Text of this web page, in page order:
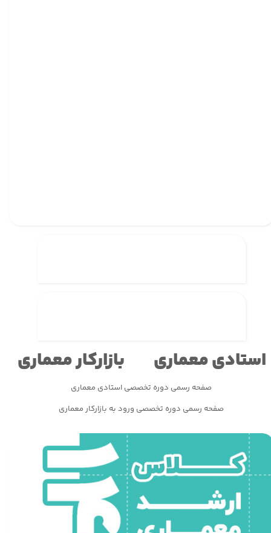
استادی معماری
صفحه رسمی دوره تخصصی استادی معماری
بازارکار معماری
صفحه رسمی دوره تخصصی ورود به بازارکار معماری